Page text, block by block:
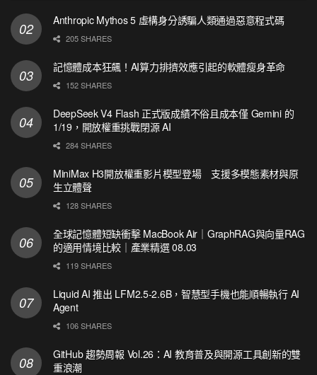
Anthropic Mythos 5 虛構身分誘騙人類通過惡意程式碼
205 SHARES
記憶體成本狂飆！AI算力排擠效應引起的軟體瘦身革命
152 SHARES
DeepSeek V4 Flash 正式版成績不俗且成本僅 Gemini 的
1/19，開放權重挑戰閉源 AI
284 SHARES
MiniMax H3開放權重影片模型登場 支援多模態素材與原
生立體聲
128 SHARES
全球記憶體短缺衝擊 MacBook Air｜GraphRAG與向量RAG
的適用情境比較｜產業精選 08.03
119 SHARES
Liquid AI 推出 LFM2.5-2.6B，智慧型手機也能順暢執行 AI
Agent
106 SHARES
GitHub 趨勢周報 Vol.26：AI 教育普及與開源工具創新的雙
重浪潮